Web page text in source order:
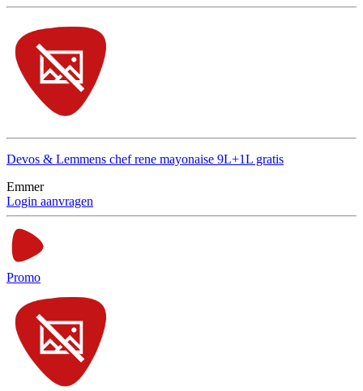
Devos & Lemmens chef rene mayonaise 9L+1L gratis
Emmer
Login aanvragen
Promo